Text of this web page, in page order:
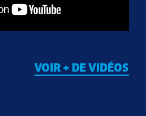
VOIR + DE VIDÉOS